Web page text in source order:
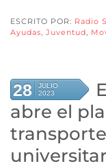
ESCRITO POR: Radio
Ayudas, Juventud,
28
JULIO
2023
abre el